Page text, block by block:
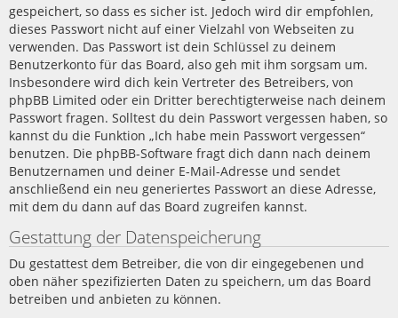
gespeichert, so dass es sicher ist. Jedoch wird dir empfohlen,
dieses Passwort nicht auf einer Vielzahl von Webseiten zu
verwenden. Das Passwort ist dein Schlüssel zu deinem
Benutzerkonto für das Board, also geh mit ihm sorgsam um.
Insbesondere wird dich kein Vertreter des Betreibers, von
phpBB Limited oder ein Dritter berechtigterweise nach deinem
Passwort fragen. Solltest du dein Passwort vergessen haben, so
kannst du die Funktion „Ich habe mein Passwort vergessen“
benutzen. Die phpBB-Software fragt dich dann nach deinem
Benutzernamen und deiner E-Mail-Adresse und sendet
anschließend ein neu generiertes Passwort an diese Adresse,
mit dem du dann auf das Board zugreifen kannst.
Gestattung der Datenspeicherung
Du gestattest dem Betreiber, die von dir eingegebenen und
oben näher spezifizierten Daten zu speichern, um das Board
betreiben und anbieten zu können.